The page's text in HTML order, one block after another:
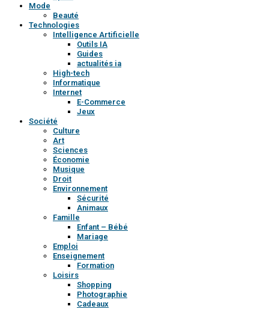
Mode
Beauté
Technologies
Intelligence Artificielle
Outils IA
Guides
actualités ia
High-tech
Informatique
Internet
E-Commerce
Jeux
Société
Culture
Art
Sciences
Économie
Musique
Droit
Environnement
Sécurité
Animaux
Famille
Enfant – Bébé
Mariage
Emploi
Enseignement
Formation
Loisirs
Shopping
Photographie
Cadeaux